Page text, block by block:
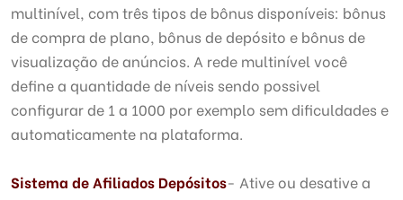
multinível, com três tipos de bônus disponíveis: bônus
de compra de plano, bônus de depósito e bônus de
visualização de anúncios. A rede multinível você
define a quantidade de níveis sendo possivel
configurar de 1 a 1000 por exemplo sem dificuldades e
automaticamente na plataforma.
Sistema de Afiliados Depósitos- Ative ou desative a